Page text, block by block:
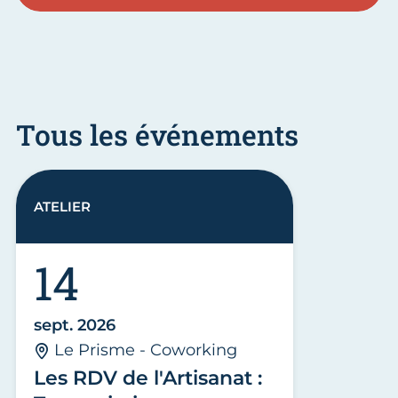
Tous les événements
Les RDV de l'Artisanat :
14
sept. 2026
Le Prisme - Coworking
ATELIER